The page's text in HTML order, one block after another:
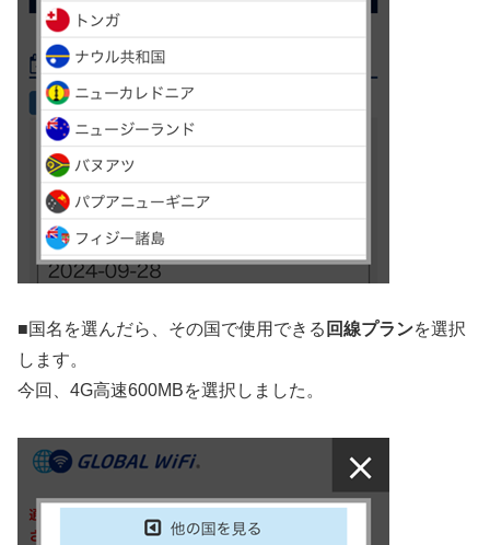
■ 国名を選んだら、その国で使用できる 回線プランを選択
します。
今回、4G高速600MBを選択しました。